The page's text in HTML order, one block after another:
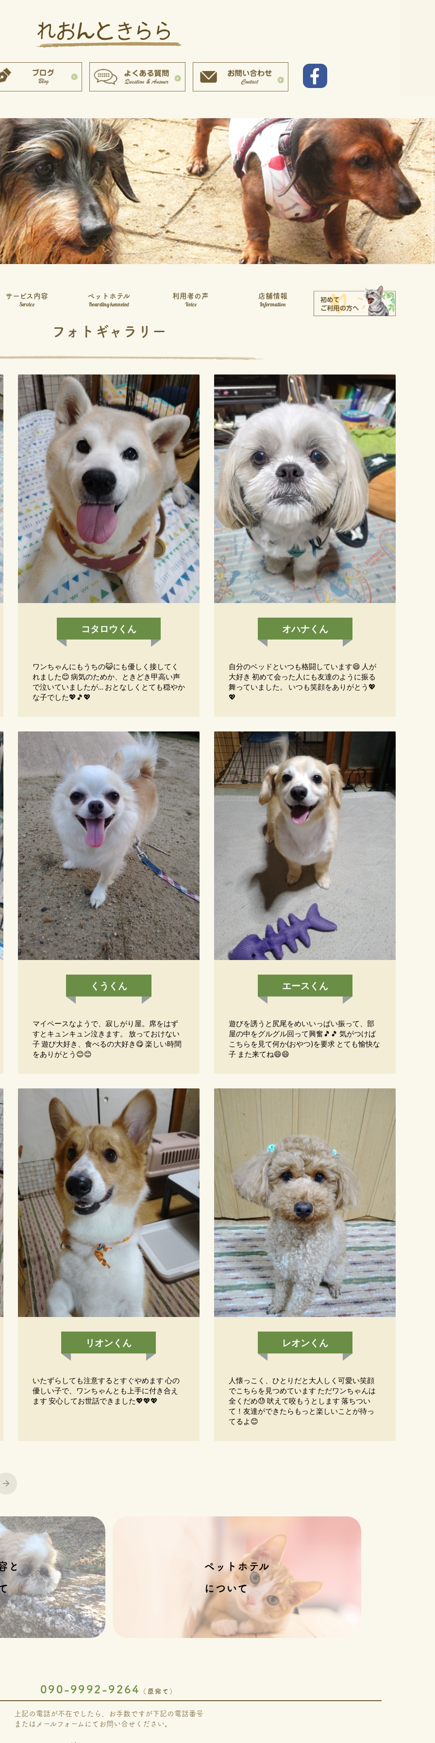
サービス内容
Service
ペットホテル
Boarding kenneled
利用者の声
Voice
店舗情報
Information
フォトギャラリー
コタロウくん
ワンちゃんにもうちの😺にも優しく接してく
れました😊 病気のためか、ときどき甲高い声
で泣いていましたが… おとなしくとても穏やか
な子でした💖🎵💖
オハナくん
自分のベッドといつも格闘しています😄 人が
大好き 初めて会った人にも友達のように振る
舞っていました。 いつも笑顔をありがとう💖
💖
くうくん
マイペースなようで、寂しがり屋。席をはず
すとキュンキュン泣きます。 放っておけない
子 遊び大好き、食べるの大好き😋 楽しい時間
をありがとう😊😊
エースくん
遊びを誘うと尻尾をめいいっぱい振って、部
屋の中をグルグル回って興奮🎵🎵 気がつけば
こちらを見て何か(おやつ)を要求 とても愉快な
子 また来てね😄😄
リオンくん
いたずらしても注意するとすぐやめます 心の
優しい子で、ワンちゃんとも上手に付き合え
ます 安心してお世話できました💖💖💖
レオンくん
人懐っこく、ひとりだと大人しく可愛い笑顔
でこちらを見つめています ただワンちゃんは
全くだめ😓 吠えて咬もうとします 落ちつい
て！友達ができたらもっと楽しいことが待っ
てるよ😊
Next
と
ペットホテル
について
090-9992-9264 （原宛て）
上記の電話が不在でしたら、お手数ですが下記の電話番号
またはメールフォームにてお問い合せください。